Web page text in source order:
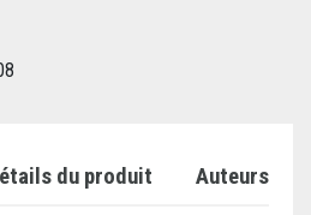
du produit Auteurs